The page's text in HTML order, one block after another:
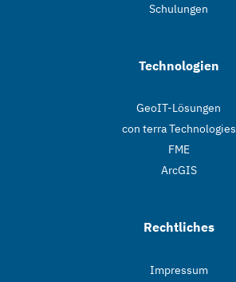
Schulungen
Technologien
GeoIT-Lösungen
con terra Technologies
FME
ArcGIS
Rechtliches
Impressum